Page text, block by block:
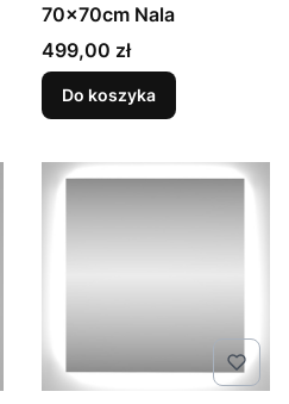
70x70cm Nala
Cena
499,00 zł
Do koszyka